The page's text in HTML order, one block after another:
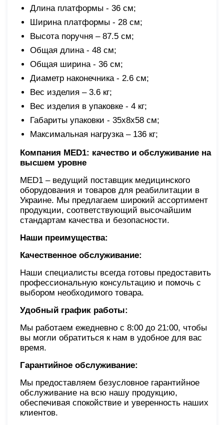
Длина платформы - 36 см;
Ширина платформы - 28 см;
Высота поручня – 87.5 см;
Общая длина - 48 см;
Общая ширина - 36 см;
Диаметр наконечника - 2.6 см;
Вес изделия – 3.6 кг;
Вес изделия в упаковке - 4 кг;
Габариты упаковки - 35х8х58 см;
Максимальная нагрузка – 136 кг;
Компания MED1: качество и обслуживание на
высшем уровне
MED1 – ведущий поставщик медицинского
оборудования и товаров для реабилитации в
Украине. Мы предлагаем широкий ассортимент
продукции, соответствующий высочайшим
стандартам качества и безопасности.
Наши преимущества:
Качественное обслуживание:
Наши специалисты всегда готовы предоставить
профессиональную консультацию и помочь с
выбором необходимого товара.
Удобный график работы:
Мы работаем ежедневно с 8:00 до 21:00, чтобы
вы могли обратиться к нам в удобное для вас
время.
Гарантийное обслуживание:
Мы предоставляем безусловное гарантийное
обслуживание на всю нашу продукцию,
обеспечивая спокойствие и уверенность наших
клиентов.